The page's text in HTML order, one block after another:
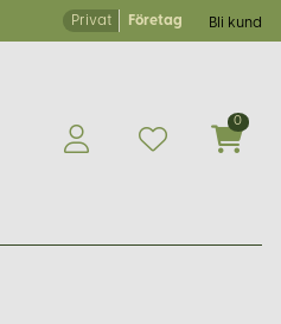
Privat Företag Bli kund
0